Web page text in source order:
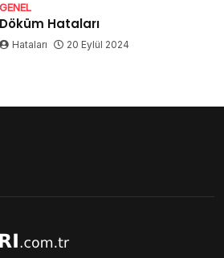
GENEL
Döküm Hataları
Hataları 20 Eylül 2024